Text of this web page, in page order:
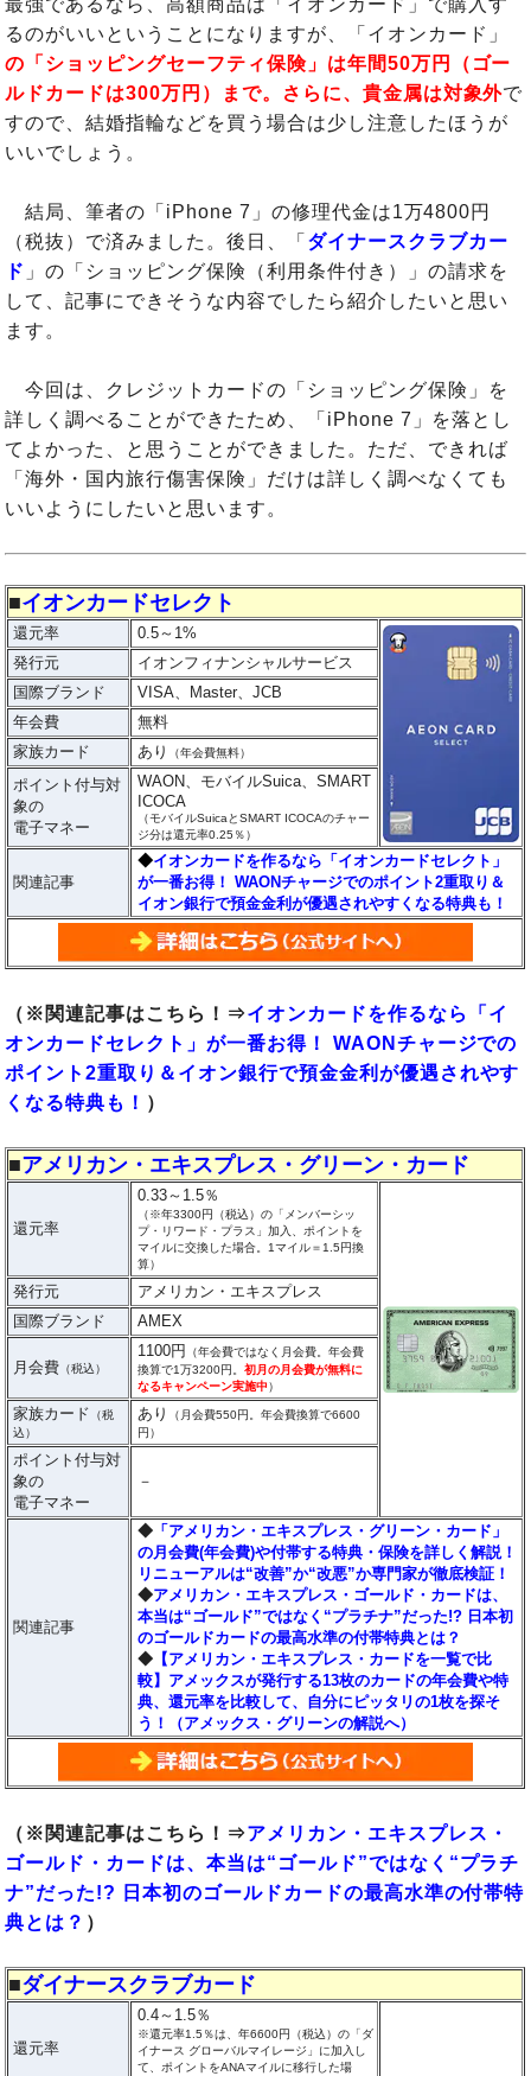
最強であるなら、高額商品は「イオンカード」で購入す
るのがいいということになりますが、「イオンカード」
の「ショッピングセーフティ保険」は年間50万円（ゴー
ルドカードは300万円）まで。さらに、貴金属は対象外で
すので、結婚指輪などを買う場合は少し注意したほうが
いいでしょう。
結局、筆者の「iPhone 7」の修理代金は1万4800円
（税抜）で済みました。後日、「 ダイナースクラブカー
ド 」の「ショッピング保険（利用条件付き）」の請求を
して、記事にできそうな内容でしたら紹介したいと思い
ます。
今回は、クレジットカードの「ショッピング保険」を
詳しく調べることができたため、「iPhone 7」を落とし
てよかった、と思うことができました。ただ、できれば
「海外・国内旅行傷害保険」だけは詳しく調べなくても
いいようにしたいと思います。
■イオンカードセレクト
還元率
0.5～1%
発行元
イオンフィナンシャルサービス
国際ブランド
VISA、Master、JCB
年会費
無料
家族カード
あり （年会費無料）
ポイント付与対
象の
電子マネー
WAON、モバイルSuica、SMART
ICOCA
（モバイルSuicaとSMART ICOCAのチャー
ジ分は還元率0.25％）
関連記事
◆イオンカードを作るなら「イオンカードセレクト」
が一番お得！ WAONチャージでのポイント2重取り＆
イオン銀行で預金金利が優遇されやすくなる特典も！
（※関連記事はこちら！⇒イオンカードを作るなら「イ
オンカードセレクト」が一番お得！ WAONチャージでの
ポイント2重取り＆イオン銀行で預金金利が優遇されやす
くなる特典も！ ）
■アメリカン・エキスプレス・グリーン・カード
還元率
0.33～1.5％
（※年3300円（税込）の「メンバーシッ
プ・リワード・プラス」加入、ポイントを
マイルに交換した場合。1マイル＝1.5円換
算）
発行元
アメリカン・エキスプレス
国際ブランド
AMEX
月会費 （税込）
1100円
（年会費ではなく月会費。年会費
換算で1万3200円。初月の月会費が無料に
なるキャンペーン実施中）
家族カード
（税
込）
あり
（月会費550円。年会費換算で6600
円）
ポイント付与対
象の
電子マネー
－
関連記事
◆ 「アメリカン・エキスプレス・グリーン・カード」
の月会費(年会費)や付帯する特典・保険を詳しく解説！
リニューアルは“改善”か“改悪”か専門家が徹底検証！
◆アメリカン・エキスプレス・ゴールド・カードは、
本当は“ゴールド”ではなく“プラチナ”だった!? 日本初
のゴールドカードの最高水準の付帯特典とは？
◆ 【アメリカン・エキスプレス・カードを一覧で比
較】アメックスが発行する13枚のカードの年会費や特
典、還元率を比較して、自分にピッタリの1枚を探そ
う！（アメックス・グリーンの解説へ）
（※関連記事はこちら！⇒アメリカン・エキスプレス・
ゴールド・カードは、本当は“ゴールド”ではなく“プラチ
ナ”だった!? 日本初のゴールドカードの最高水準の付帯特
典とは？ ）
■ダイナースクラブカード
還元率
0.4～1.5％
※還元率1.5％は、年6600円（税込）の「ダ
イナース グローバルマイレージ」に加入し
て、ポイントをANAマイルに移行した場